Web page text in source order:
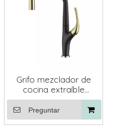
Grifo mezclador de
cocina extraíble
monomando montado
en cubierta de oro
negro
Preguntar